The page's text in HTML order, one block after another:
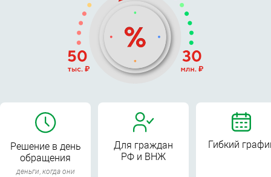
Решение в день
обращения
деньги, когда они
Для граждан
РФ и ВНЖ
Гибкий